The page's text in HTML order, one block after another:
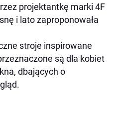
projektantkę marki 4F
i lato zaproponowała
stroje inspirowane
są dla kobiet
dbających o